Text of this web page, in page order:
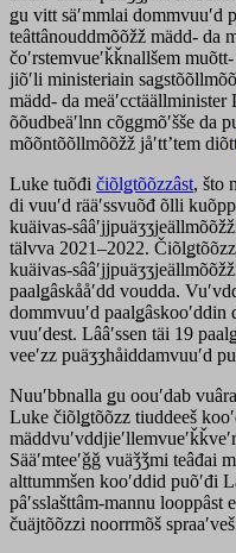
ǥu vitt säʹmmlai dommvuuʹd
teâttânouddmõõžž mädd- da
čoʹrstemvueʹǩǩnallšem
jiõʹli ministeriain
mädd- da meäʹcctäällminister
õõudbeäʹlnn cõggmõʹšše da
mõõntõõllmõõžž jåʹttʼtem
Luke tuõđi čiõlǥtõõzzâst, što
di vuuʹd rääʹssvuõđ õlli
kuäivas-
tälvva 2021–2022.
kuäivas-
paalǥâskååʹdd voudda.
dommvuuʹd paalǥâskooʹddin
vuuʹdest. Lââʹssen täi 19
veeʹzz puäʒʒhåiddamvuuʹd
Nuuʹbbnalla ǥu oouʹdab
Luke čiõlǥtõõzz tiuddeeš
Sääʹmteeʹǧǧ vuäǯǯmi teâđai
alttummšen kooʹddid puõʹđi
pâʹsslašttâm-mannu looppâst
čuäjtõõzzi noorrmõš